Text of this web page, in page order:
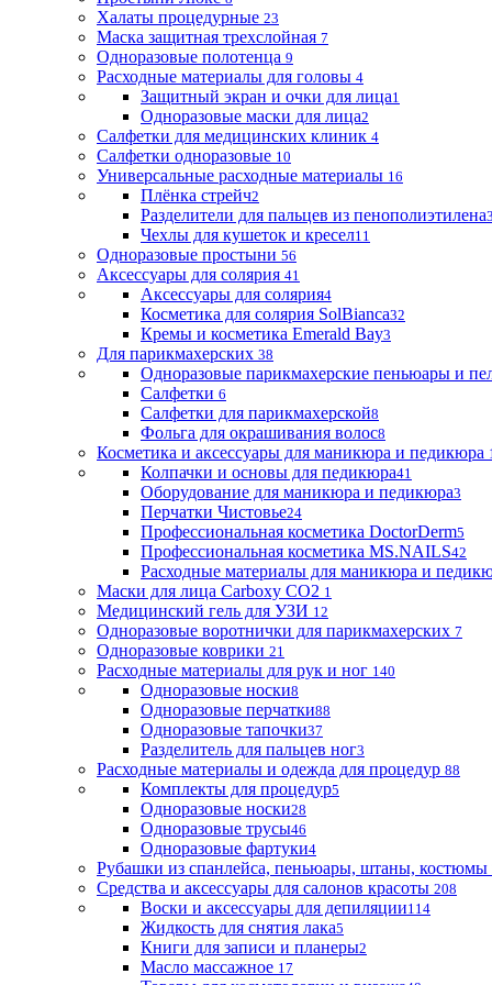
Халаты процедурные 23
Маска защитная трехслойная 7
Одноразовые полотенца 9
Расходные материалы для головы 4
Защитный экран и очки для лица1
Одноразовые маски для лица2
Салфетки для медицинских клиник 4
Салфетки одноразовые 10
Универсальные расходные материалы 16
Плёнка стрейч2
Разделители для пальцев из пенополиэтилена3
Чехлы для кушеток и кресел11
Одноразовые простыни 56
Аксессуары для солярия 41
Аксессуары для солярия4
Косметика для солярия SolBianca32
Кремы и косметика Emerald Bay3
Для парикмахерских 38
Одноразовые парикмахерские пеньюары и
Салфетки 6
Салфетки для парикмахерской8
Фольга для окрашивания волос8
Косметика и аксессуары для маникюра и педикюра
Колпачки и основы для педикюра41
Оборудование для маникюра и педикюра3
Перчатки Чистовье24
Профессиональная косметика DoctorDerm5
Профессиональная косметика MS.NAILS42
Расходные материалы для маникюра и
Маски для лица Carboxy CO2 1
Медицинский гель для УЗИ 12
Одноразовые воротнички для парикмахерских 7
Одноразовые коврики 21
Расходные материалы для рук и ног 140
Одноразовые носки8
Одноразовые перчатки88
Одноразовые тапочки37
Разделитель для пальцев ног3
Расходные материалы и одежда для процедур 88
Комплекты для процедур5
Одноразовые носки28
Одноразовые трусы46
Одноразовые фартуки4
Рубашки из спанлейса, пеньюары, штаны, костюмы
Средства и аксессуары для салонов красоты 208
Воски и аксессуары для депиляции114
Жидкость для снятия лака5
Книги для записи и планеры2
Масло массажное 17